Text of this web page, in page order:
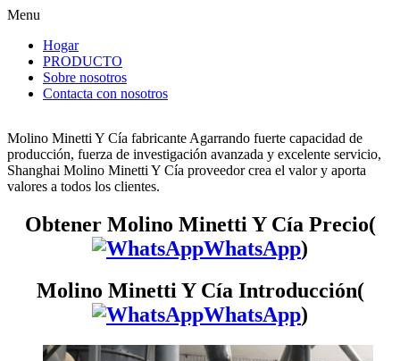
Menu
Hogar
PRODUCTO
Sobre nosotros
Contacta con nosotros
Molino Minetti Y Cía fabricante Agarrando fuerte capacidad de
producción, fuerza de investigación avanzada y excelente servicio,
Shanghai Molino Minetti Y Cía proveedor crea el valor y aporta
valores a todos los clientes.
Obtener Molino Minetti Y Cía Precio(
WhatsApp)
Molino Minetti Y Cía Introducción(
WhatsApp)